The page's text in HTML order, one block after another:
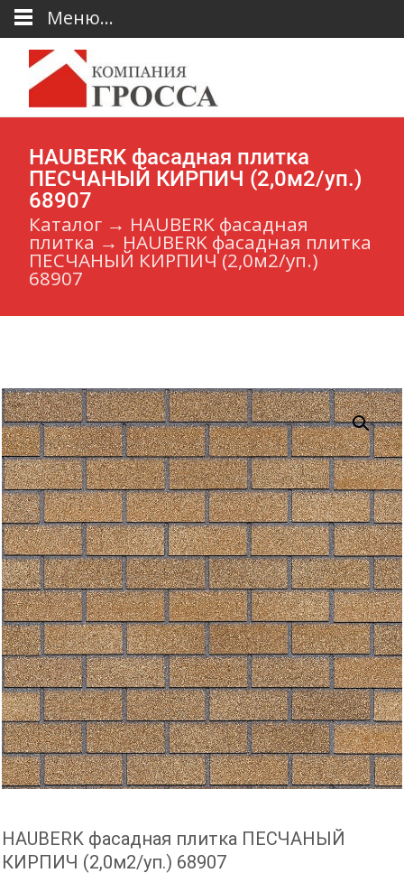
HAUBERK фасадная плитка
ПЕСЧАНЫЙ КИРПИЧ (2,0м2/уп.)
68907
Каталог → HAUBERK фасадная
плитка → HAUBERK фасадная плитка
ПЕСЧАНЫЙ КИРПИЧ (2,0м2/уп.)
68907
HAUBERK фасадная плитка ПЕСЧАНЫЙ
КИРПИЧ (2,0м2/уп.) 68907
Меню...